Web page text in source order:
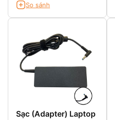
So sánh
Sạc (Adapter) Laptop